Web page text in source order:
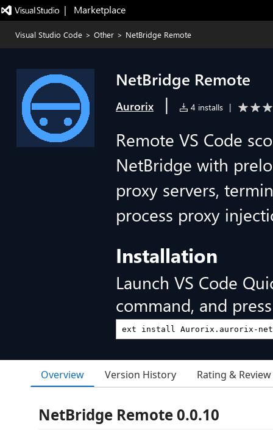
|   Marketplace
Visual Studio Code > Other > NetBridge Remote
NetBridge Remote
Aurorix | 4 installs |
Remote VS Code
NetBridge with
proxy servers,
process proxy
Installation
Launch VS Code
command, and
Overview Version History Rating & Review
NetBridge Remote 0.0.10